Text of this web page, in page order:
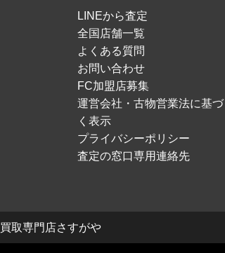
LINEから査定
全国店舗一覧
よくある質問
お問い合わせ
FC加盟店募集
運営会社・古物営業法に基づ
く表示
プライバシーポリシー
査定の窓口専用連絡先
買取専門店さすがや